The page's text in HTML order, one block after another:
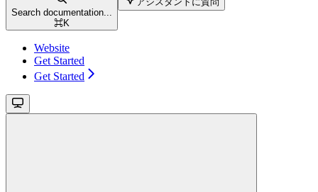
Search documentation...
⌘K
Website
Get Started
Get Started